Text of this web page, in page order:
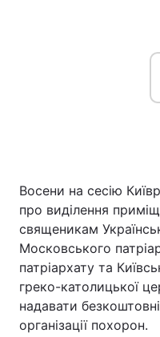
Восени на сесію
про виділення
священикам
Московського
патріархату та
греко-католицької
надавати
організації похорон.